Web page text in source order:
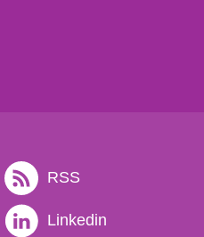
RSS
Linkedin